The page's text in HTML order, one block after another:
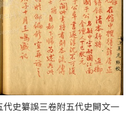
史纂誤三卷附五代史闕文一